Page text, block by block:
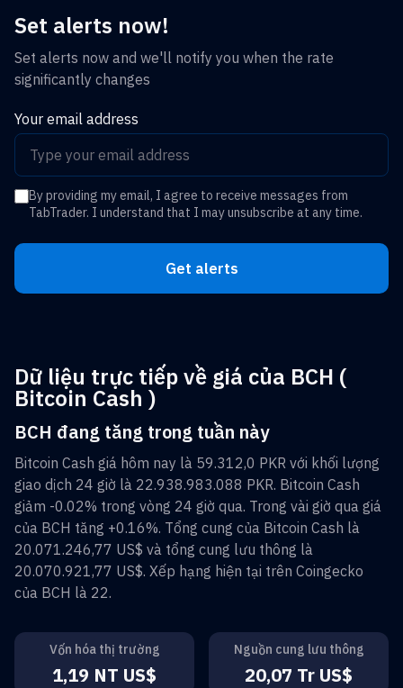
Set alerts now!
Set alerts now and we'll notify you when the rate
significantly changes
Your email address
By providing my email, I agree to receive messages from
TabTrader. I understand that I may unsubscribe at any time.
Get alerts
Dữ liệu trực tiếp về giá của BCH (
Bitcoin Cash )
BCH đang tăng trong tuần này
Bitcoin Cash giá hôm nay là 59.312,0 PKR với khối lượng
giao dịch 24 giờ là 22.938.983.088 PKR. Bitcoin Cash
giảm -0.02% trong vòng 24 giờ qua. Trong vài giờ qua giá
của BCH tăng +0.16%. Tổng cung của Bitcoin Cash là
20.071.246,77 US$ và tổng cung lưu thông là
20.070.921,77 US$. Xếp hạng hiện tại trên Coingecko
của BCH là 22.
Vốn hóa thị trường
1,19 NT US$
Nguồn cung lưu thông
20,07 Tr US$